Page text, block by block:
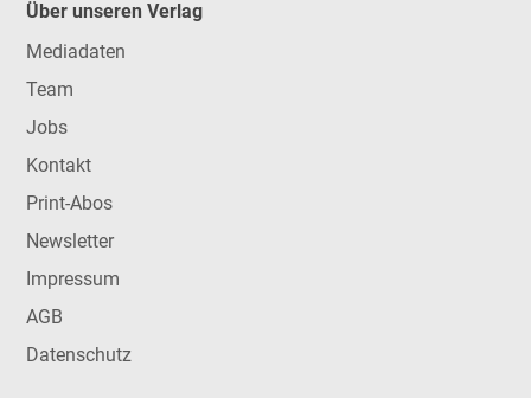
Über unseren Verlag
Mediadaten
Team
Jobs
Kontakt
Print-Abos
Newsletter
Impressum
AGB
Datenschutz